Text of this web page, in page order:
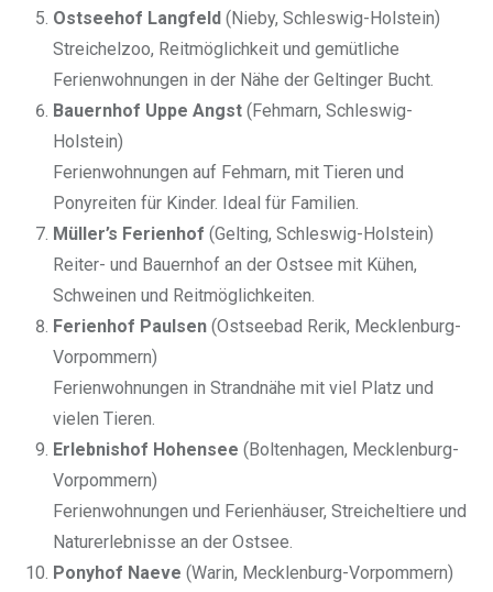
Ostseehof Langfeld (Nieby, Schleswig-Holstein)
Streichelzoo, Reitmöglichkeit und gemütliche
Ferienwohnungen in der Nähe der Geltinger Bucht.
Bauernhof Uppe Angst (Fehmarn, Schleswig-
Holstein)
Ferienwohnungen auf Fehmarn, mit Tieren und
Ponyreiten für Kinder. Ideal für Familien.
Müller’s Ferienhof (Gelting, Schleswig-Holstein)
Reiter- und Bauernhof an der Ostsee mit Kühen,
Schweinen und Reitmöglichkeiten.
Ferienhof Paulsen (Ostseebad Rerik, Mecklenburg-
Vorpommern)
Ferienwohnungen in Strandnähe mit viel Platz und
vielen Tieren.
Erlebnishof Hohensee (Boltenhagen, Mecklenburg-
Vorpommern)
Ferienwohnungen und Ferienhäuser, Streicheltiere und
Naturerlebnisse an der Ostsee.
Ponyhof Naeve (Warin, Mecklenburg-Vorpommern)